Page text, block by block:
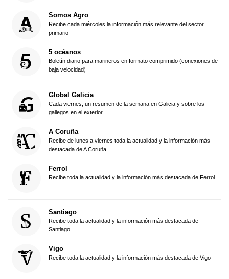
Somos Agro
Recibe cada miércoles la información más relevante del sector
primario
5 océanos
Boletín diario para marineros en formato comprimido (conexiones de
baja velocidad)
Global Galicia
Cada viernes, un resumen de la semana en Galicia y sobre los
gallegos en el exterior
A Coruña
Recibe de lunes a viernes toda la actualidad y la información más
destacada de A Coruña
Ferrol
Recibe toda la actualidad y la información más destacada de Ferrol
Santiago
Recibe toda la actualidad y la información más destacada de
Santiago
Vigo
Recibe toda la actualidad y la información más destacada de Vigo